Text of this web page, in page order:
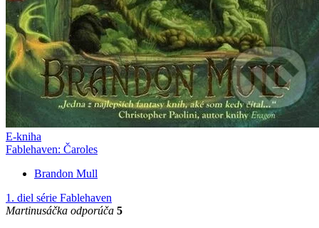
E-kniha
Fablehaven: Čaroles
Brandon Mull
1. diel série Fablehaven
Martinusáčka odporúča 5